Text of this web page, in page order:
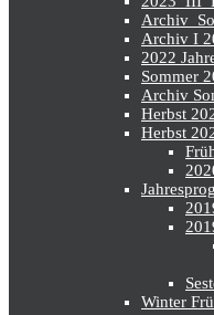
Archiv I
2022
Sommer
Archiv
Herbst
Herbst
Winter